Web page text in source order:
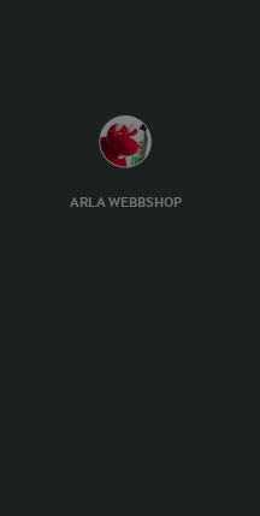
ARLA WEBBSHOP